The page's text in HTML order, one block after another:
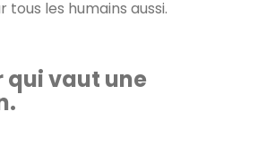
tous les humains aussi.
qui vaut une